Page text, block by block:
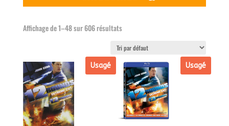
Affichage de 1–48 sur 606 résultats
Usagé Usagé